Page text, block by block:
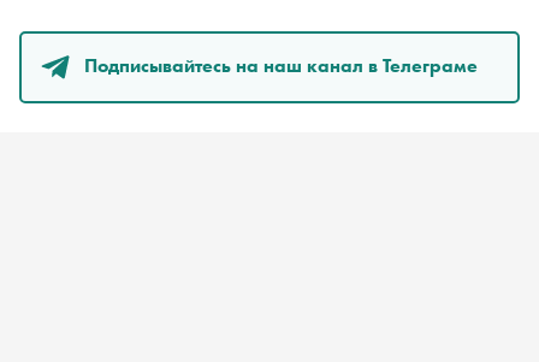
Подписывайтесь на наш канал в Телеграме